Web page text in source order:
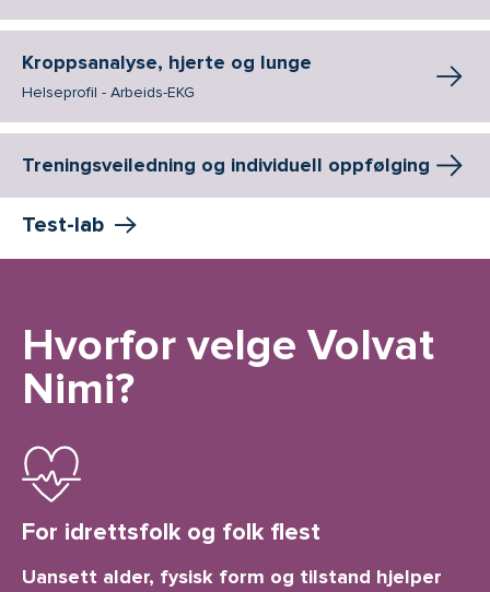
Kroppsanalyse, hjerte og lunge
Helseprofil - Arbeids-EKG
Treningsveiledning og individuell oppfølging
Test-lab
Hvorfor velge Volvat
Nimi?
For idrettsfolk og folk flest
Uansett alder, fysisk form og tilstand hjelper